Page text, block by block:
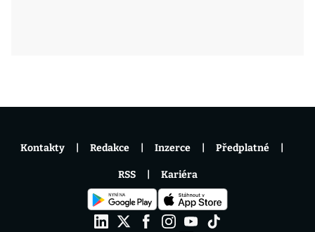
Kontakty Redakce Inzerce Předplatné
RSS Kariéra